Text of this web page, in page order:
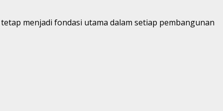
menjadi fondasi utama dalam setiap pembangunan